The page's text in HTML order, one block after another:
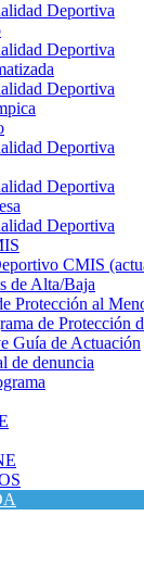
Deportiva
Deportiva
Deportiva
Deportiva
Deportiva
Deportiva
CMIS
de Alta/Baja
Protección al
de Protección
Guía de Actuación
de denuncia